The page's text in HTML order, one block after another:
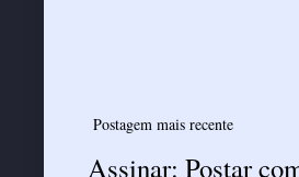
Postagem mais recente
Assinar: Postar